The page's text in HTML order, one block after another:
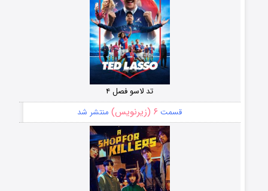
تد لاسو فصل ۴
قسمت ۶ (زیرنویس) منتشر شد